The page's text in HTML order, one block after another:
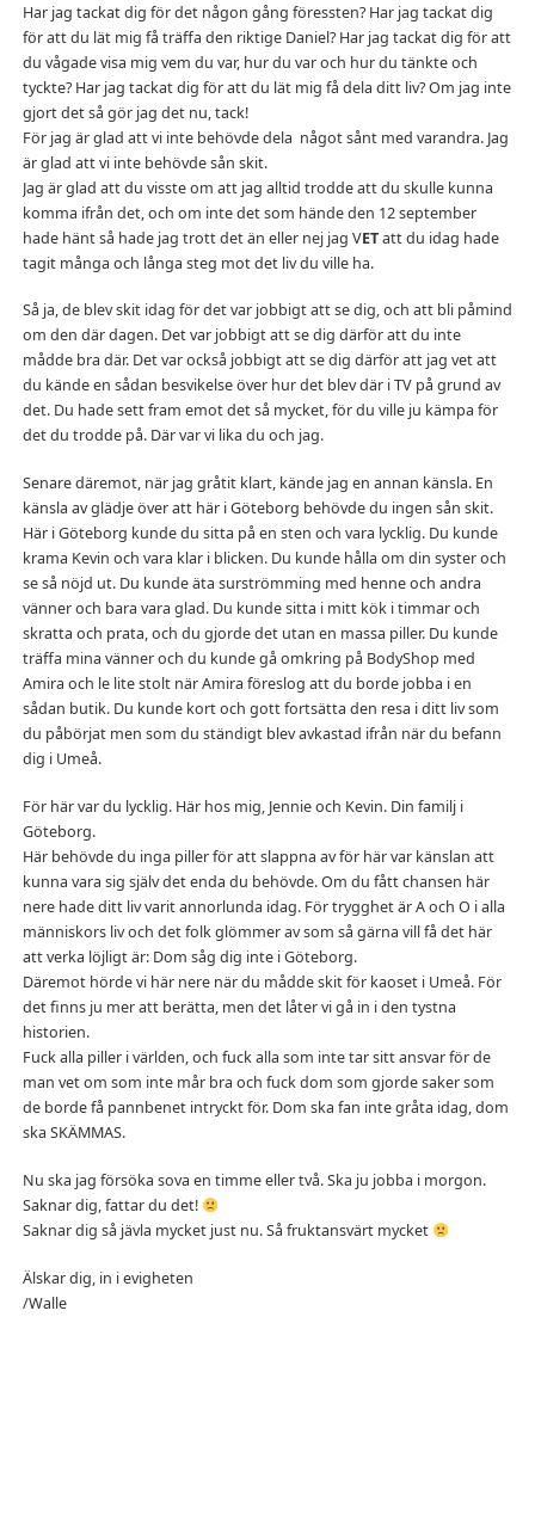
Har jag tackat dig för det någon gång föressten? Har jag tackat dig
för att du lät mig få träffa den riktige Daniel? Har jag tackat dig för att
du vågade visa mig vem du var, hur du var och hur du tänkte och
tyckte? Har jag tackat dig för att du lät mig få dela ditt liv? Om jag inte
gjort det så gör jag det nu, tack!
För jag är glad att vi inte behövde dela något sånt med varandra. Jag
är glad att vi inte behövde sån skit.
Jag är glad att du visste om att jag alltid trodde att du skulle kunna
komma ifrån det, och om inte det som hände den 12 september
hade hänt så hade jag trott det än eller nej jag VETatt du idag hade
tagit många och långa steg mot det liv du ville ha.
Så ja, de blev skit idag för det var jobbigt att se dig, och att bli påmind
om den där dagen. Det var jobbigt att se dig därför att du inte
mådde bra där. Det var också jobbigt att se dig därför att jag vet att
du kände en sådan besvikelse över hur det blev där i TV på grund av
det. Du hade sett fram emot det så mycket, för du ville ju kämpa för
det du trodde på. Där var vi lika du och jag.
Senare däremot, när jag gråtit klart, kände jag en annan känsla. En
känsla av glädje över att här i Göteborg behövde du ingen sån skit.
Här i Göteborg kunde du sitta på en sten och vara lycklig. Du kunde
krama Kevin och vara klar i blicken. Du kunde hålla om din syster och
se så nöjd ut. Du kunde äta surströmming med henne och andra
vänner och bara vara glad. Du kunde sitta i mitt kök i timmar och
skratta och prata, och du gjorde det utan en massa piller. Du kunde
träffa mina vänner och du kunde gå omkring på BodyShop med
Amira och le lite stolt när Amira föreslog att du borde jobba i en
sådan butik. Du kunde kort och gott fortsätta den resa i ditt liv som
du påbörjat men som du ständigt blev avkastad ifrån när du befann
dig i Umeå.
För här var du lycklig. Här hos mig, Jennie och Kevin. Din familj i
Göteborg.
Här behövde du inga piller för att slappna av för här var känslan att
kunna vara sig själv det enda du behövde. Om du fått chansen här
nere hade ditt liv varit annorlunda idag. För trygghet är A och O i alla
människors liv och det folk glömmer av som så gärna vill få det här
att verka löjligt är: Dom såg dig inte i Göteborg.
Däremot hörde vi här nere när du mådde skit för kaoset i Umeå. För
det finns ju mer att berätta, men det låter vi gå in i den tystna
historien.
Fuck alla piller i världen, och fuck alla som inte tar sitt ansvar för de
man vet om som inte mår bra och fuck dom som gjorde saker som
de borde få pannbenet intryckt för. Dom ska fan inte gråta idag, dom
ska SKÄMMAS.
Nu ska jag försöka sova en timme eller två. Ska ju jobba i morgon.
Saknar dig, fattar du det!
Saknar dig så jävla mycket just nu. Så fruktansvärt mycket
Älskar dig, in i evigheten
/Walle